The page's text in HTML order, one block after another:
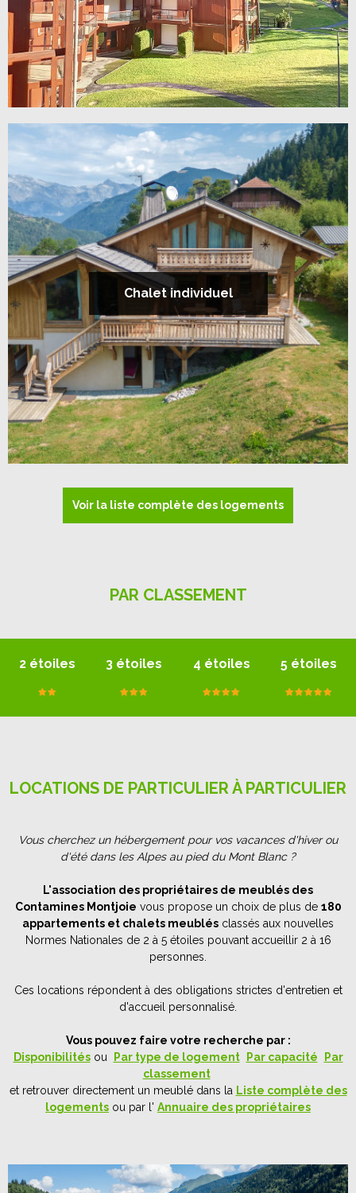
Chalet individuel
Voir la liste complète des logements
PAR CLASSEMENT
2 étoiles 3 étoiles 4 étoiles 5 étoiles
LOCATIONS DE PARTICULIER À PARTICULIER
Vous cherchez un hébergement pour vos vacances d'hiver ou
d'été dans les Alpes au pied du Mont Blanc ?
L'association des propriétaires de meublés des
Contamines Montjoie vous propose un choix de plus de 180
appartements et chalets meublés classés aux nouvelles
Normes Nationales de 2 à 5 étoiles pouvant accueillir 2 à 16
personnes.
Ces locations répondent à des obligations strictes d'entretien et
d'accueil personnalisé.
Vous pouvez faire votre recherche par :
Disponibilitésou Par type de logement Par capacité
Par
classement
et retrouver directement un meublé dans la Liste complète des
logements ou par l' Annuaire des propriétaires